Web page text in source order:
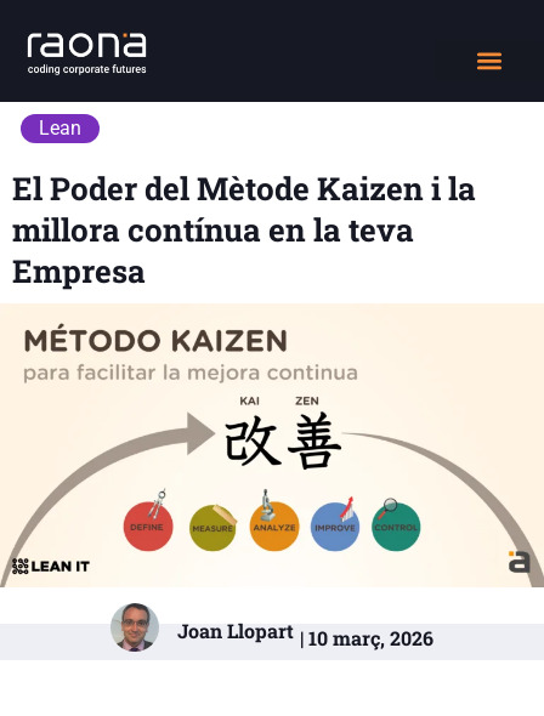
Lean
El Poder del Mètode Kaizen i la
millora contínua en la teva
Empresa
Joan Llopart | 10 març, 2026